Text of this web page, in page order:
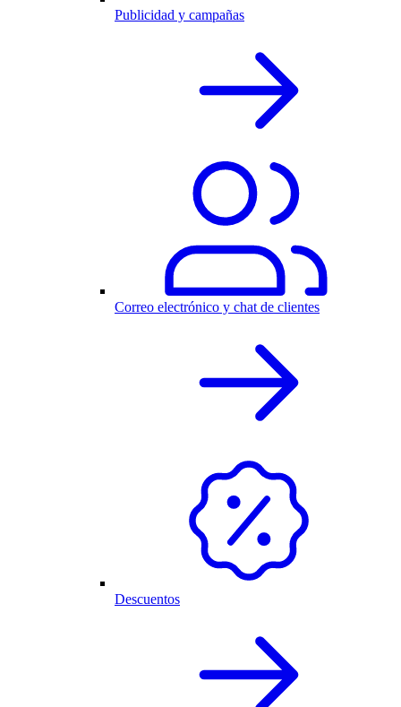
Publicidad y campañas
Correo electrónico y chat de clientes
Descuentos